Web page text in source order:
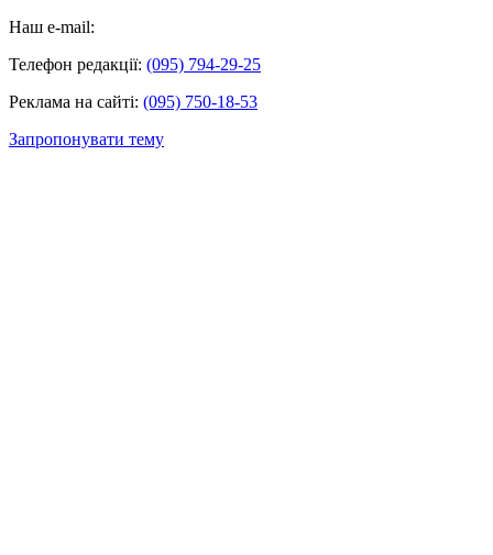
Наш e-mail:
Телефон редакції: (095) 794-29-25
Реклама на сайті: (095) 750-18-53
Запропонувати тему